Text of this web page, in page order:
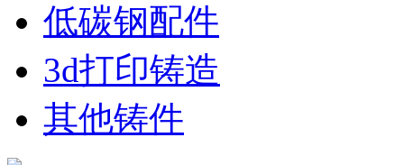
低碳钢配件
3d打印铸造
其他铸件